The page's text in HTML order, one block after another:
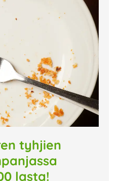
tyhjien
lasta!